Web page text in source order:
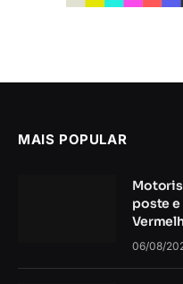
MAIS POPULAR
poste e
06/08/